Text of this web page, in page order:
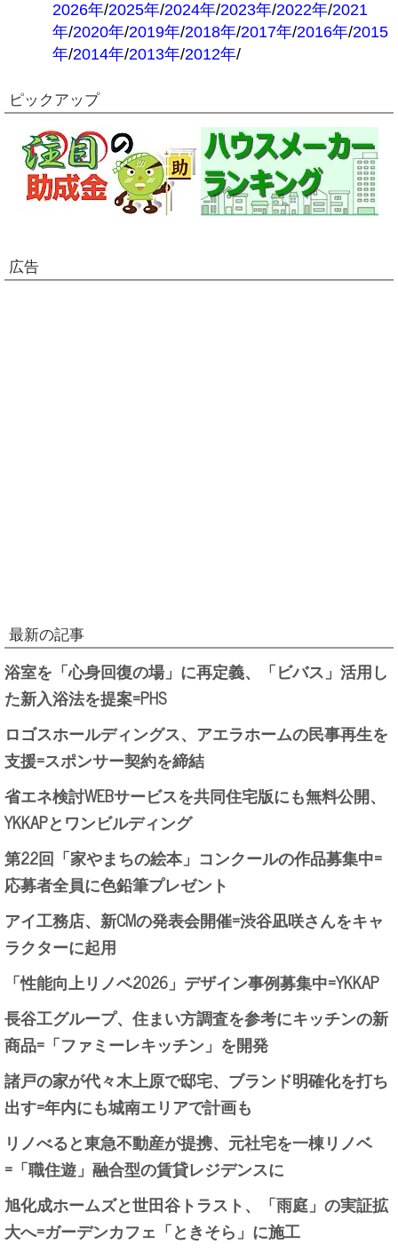
2026年/2025年/2024年/2023年/2022年/2021
年/2020年/2019年/2018年/2017年/2016年/2015
年/2014年/2013年/2012年/
ピックアップ
広告
最新の記事
浴室を「心身回復の場」に再定義、「ビバス」活用し
た新入浴法を提案=PHS
ロゴスホールディングス、アエラホームの民事再生を
支援=スポンサー契約を締結
省エネ検討WEBサービスを共同住宅版にも無料公開、
YKKAPとワンビルディング
第22回「家やまちの絵本」コンクールの作品募集中=
応募者全員に色鉛筆プレゼント
アイ工務店、新CMの発表会開催=渋谷凪咲さんをキャ
ラクターに起用
「性能向上リノベ2026」デザイン事例募集中=YKKAP
長谷工グループ、住まい方調査を参考にキッチンの新
商品=「ファミーレキッチン」を開発
諸戸の家が代々木上原で邸宅、ブランド明確化を打ち
出す=年内にも城南エリアで計画も
リノべると東急不動産が提携、元社宅を一棟リノベ
=「職住遊」融合型の賃貸レジデンスに
旭化成ホームズと世田谷トラスト、「雨庭」の実証拡
大へ=ガーデンカフェ「ときそら」に施工